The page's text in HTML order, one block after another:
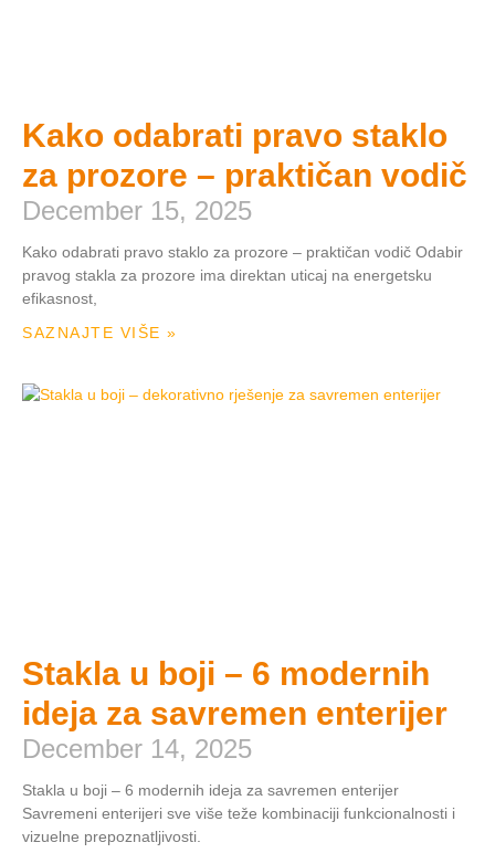
Kako odabrati pravo staklo
za prozore – praktičan vodič
December 15, 2025
Kako odabrati pravo staklo za prozore – praktičan vodič Odabir
pravog stakla za prozore ima direktan uticaj na energetsku
efikasnost,
SAZNAJTE VIŠE »
Stakla u boji – 6 modernih
ideja za savremen enterijer
December 14, 2025
Stakla u boji – 6 modernih ideja za savremen enterijer
Savremeni enterijeri sve više teže kombinaciji funkcionalnosti i
vizuelne prepoznatljivosti.